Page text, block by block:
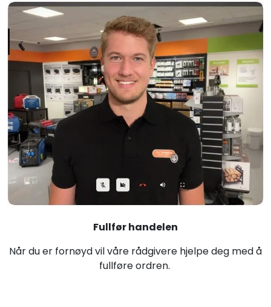
Fullfør handelen
Når du er fornøyd vil våre rådgivere hjelpe deg med å
fullføre ordren.